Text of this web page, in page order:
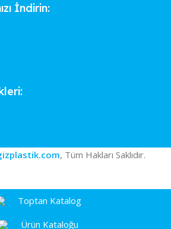
İndirin:
, Tüm Hakları Saklıdır.
Toptan Katalog
Ürün Kataloğu